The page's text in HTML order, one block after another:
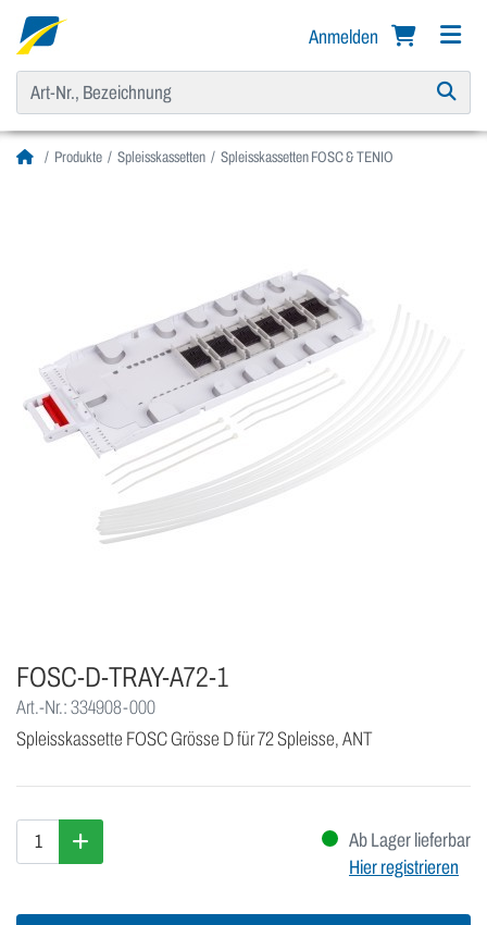
Anmelden
Produkte Spleisskassetten Spleisskassetten FOSC & TENIO
FOSC-D-TRAY-A72-1
Art.-Nr.: 334908-000
Spleisskassette FOSC Grösse D für 72 Spleisse, ANT
Ab Lager lieferbar
Hier registrieren